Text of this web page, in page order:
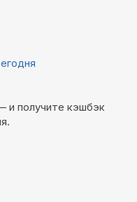
и получите кэшбэк